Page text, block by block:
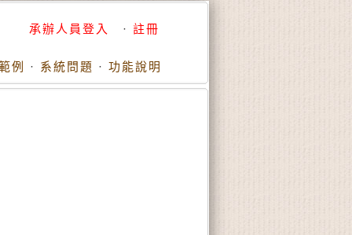
承辦人員登入 · 註冊
例 · 系統問題 · 功能說明